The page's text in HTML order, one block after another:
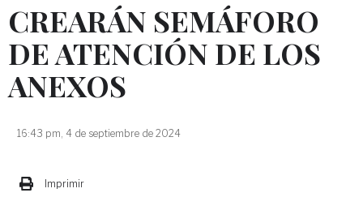
CREARÁN SEMÁFORO
DE ATENCIÓN DE LOS
ANEXOS
16:43 pm, 4 de septiembre de 2024
Imprimir